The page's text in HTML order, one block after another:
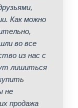
Как можно
во все
из нас с
лишиться
не
продажа